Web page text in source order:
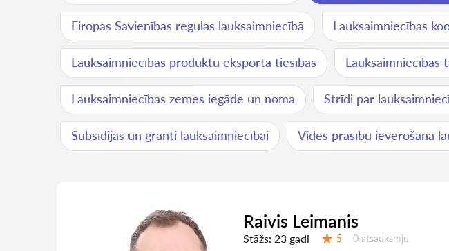
Eiropas Savienības regulas lauksaimniecībā Lauksaimniecības
Lauksaimniecības produktu eksporta tiesības Lauksaimniecības
Lauksaimniecības zemes iegāde un noma Strīdi par
Subsīdijas un granti lauksaimniecībai Vides prasību ievērošana
Raivis Leimanis
Stāžs: 23 gadi 5 Atsauksmes:
0 atsauksmju